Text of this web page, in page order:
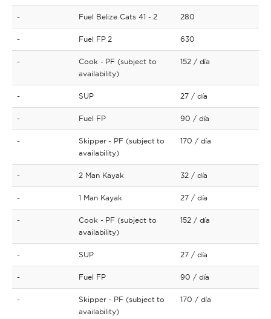
- Fuel Belize Cats 41 - 2 280
- Fuel FP 2 630
-
Cook - PF (subject to
availability)
152 / día
- SUP 27 / día
- Fuel FP 90 / día
-
Skipper - PF (subject to
availability)
170 / día
- 2 Man Kayak 32 / día
- 1 Man Kayak 27 / día
-
Cook - PF (subject to
availability)
152 / día
- SUP 27 / día
- Fuel FP 90 / día
-
Skipper - PF (subject to
availability)
170 / día